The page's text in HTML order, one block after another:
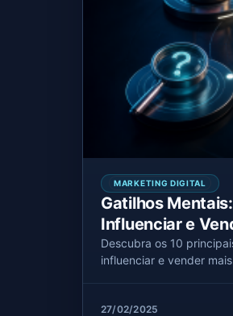
MARKETING DIGITAL
Gatilhos
Influenciar e
Descubra os 10
influenciar e vender
27/02/2025